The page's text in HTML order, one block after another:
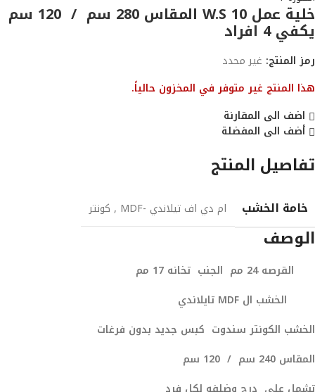
خلية عمل W.S 10 المقاس 280 سم / 120 سم
يكفي 4 افراد
رمز المنتج: غير محدد
هذا المنتج غير متوفر في المخزون حالياً.
اضف الى المقارنة
أضف الى المفضلة
تفاصيل المنتج
خامة الخشب ام دي اف تيلاندي -MDF , كونتر
الوصف
القرصه 24 مم الجنب تخانه 17 مم
الخشب ال MDF تايلاندي
الخشب الكونتر سندوت كبس جديد بدون فرغات
المقاس 240 سم / 120 سم